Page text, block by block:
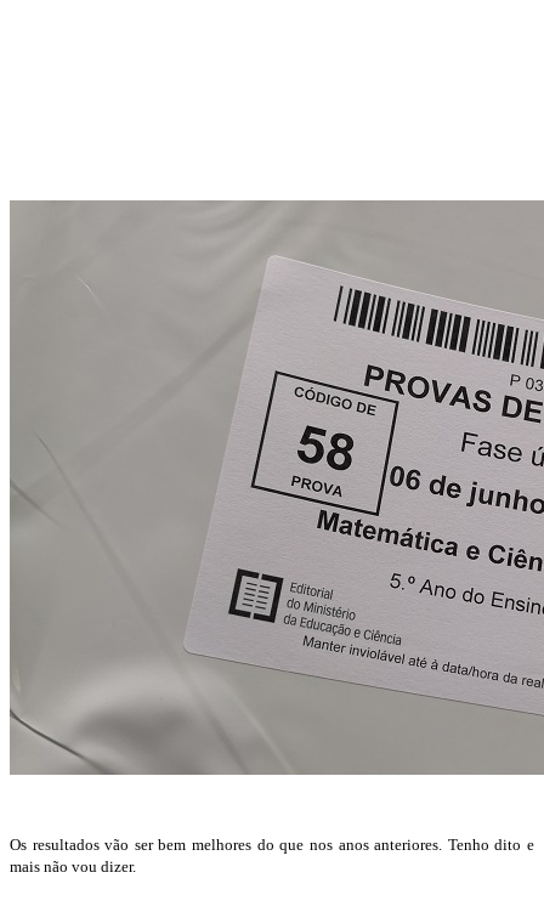
Os resultados vão ser bem melhores do que nos anos anteriores. Tenho dito e
mais não vou dizer.